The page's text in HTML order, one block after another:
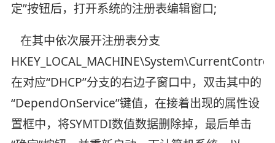
定”按钮后，打开系统的注册表编辑窗口;
在其中依次展开注册表分支
在对应“DHCP”分支的右边子窗口中，双击其中的
“DependOnService”键值，在接着出现的属性设
置框中，将SYMTDI数值数据删除掉，最后单击